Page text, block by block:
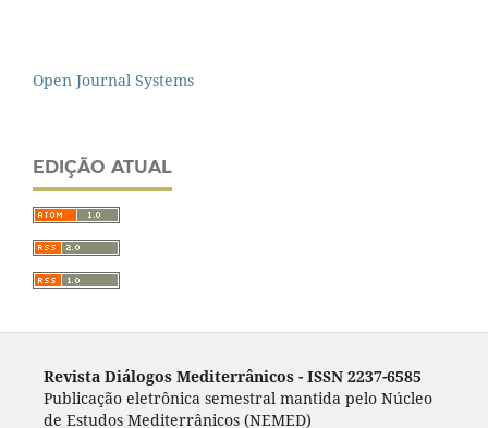
Open Journal Systems
EDIÇÃO ATUAL
Revista Diálogos Mediterrânicos - ISSN 2237-6585
Publicação eletrônica semestral mantida pelo Núcleo
de Estudos Mediterrânicos (NEMED)